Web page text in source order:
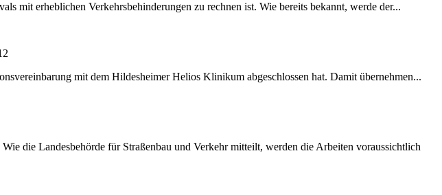
mit erheblichen Verkehrsbehinderungen zu rechnen ist. Wie bereits bekannt, werde der...
mit dem Hildesheimer Helios Klinikum abgeschlossen hat. Damit übernehmen...
die Landesbehörde für Straßenbau und Verkehr mitteilt, werden die Arbeiten voraussichtlich